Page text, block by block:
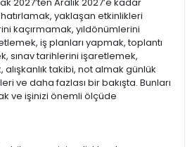
2027’ten Aralık 2027’e kadar
yaklaşan etkinlikleri
kaçırmamak, yıldönümlerini
iş planları yapmak, toplantı
sınav tarihlerini işaretlemek,
takibi, not almak günlük
ve daha fazlası bir bakışta. Bunları
ve işinizi önemli ölçüde